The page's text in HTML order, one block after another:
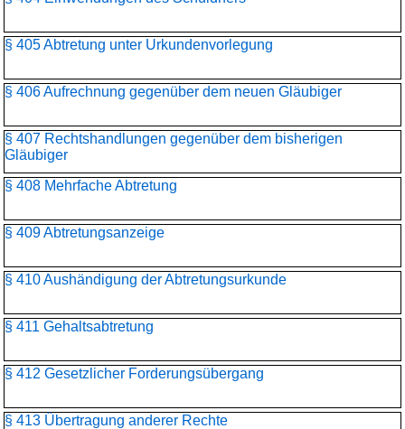
§ 405 Abtretung unter Urkundenvorlegung
§ 406 Aufrechnung gegenüber dem neuen Gläubiger
§ 407 Rechtshandlungen gegenüber dem bisherigen
Gläubiger
§ 408 Mehrfache Abtretung
§ 409 Abtretungsanzeige
§ 410 Aushändigung der Abtretungsurkunde
§ 411 Gehaltsabtretung
§ 412 Gesetzlicher Forderungsübergang
§ 413 Übertragung anderer Rechte